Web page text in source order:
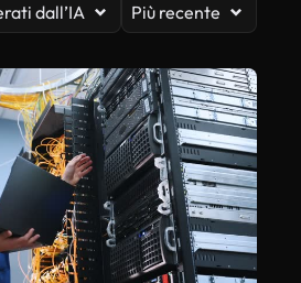
dall’IA Più recente